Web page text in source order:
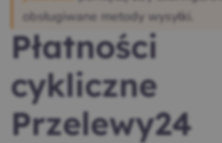
obsługiwane metody wysyłki.
Płatności
cykliczne
Przelewy24